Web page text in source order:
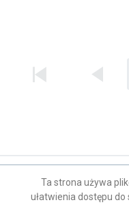
Ta strona używa
ułatwienia dostępu